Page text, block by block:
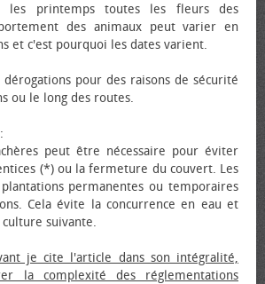
les printemps toutes les fleurs des
des animaux peut varier en
et c'est pourquoi les dates varient.
pour des raisons de sécurité
ou le long des routes.
:
peut être nécessaire pour éviter
(*) ou la fermeture du couvert. Les
permanentes ou temporaires
Cela évite la concurrence en eau et
suivante.
je cite l'article dans son intégralité,
la complexité des réglementations